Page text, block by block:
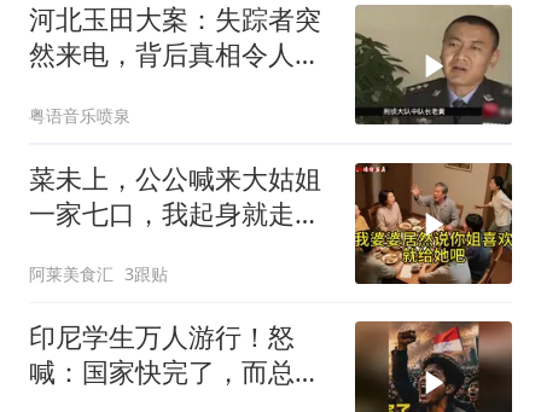
河北玉田大案：失踪者突
然来电，背后真相令人震
粤语音乐喷泉
菜未上，公公喊来大姑姐
一家七口，我起身就走，
阿莱美食汇 3跟贴
印尼学生万人游行！怒
喊：国家快完了，而总统